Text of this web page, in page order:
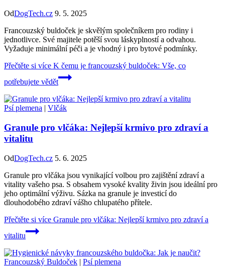
OdDogTech.cz 9. 5. 2025
Francouzský buldoček je skvělým společníkem pro rodiny i
jednotlivce. Své majitele potěší svou láskyplností a odvahou.
Vyžaduje minimální péči a je vhodný i pro bytové podmínky.
Přečtěte si více K čemu je francouzský buldoček: Vše, co
potřebujete vědět
Psí plemena | Vlčák
Granule pro vlčáka: Nejlepší krmivo pro zdraví a
vitalitu
OdDogTech.cz 5. 6. 2025
Granule pro vlčáka jsou vynikající volbou pro zajištění zdraví a
vitality vašeho psa. S obsahem vysoké kvality živin jsou ideální pro
jeho optimální výživu. Sázka na granule je investicí do
dlouhodobého zdraví vášho chlupatého přítele.
Přečtěte si více Granule pro vlčáka: Nejlepší krmivo pro zdraví a
vitalitu
Francouzský Buldoček | Psí plemena